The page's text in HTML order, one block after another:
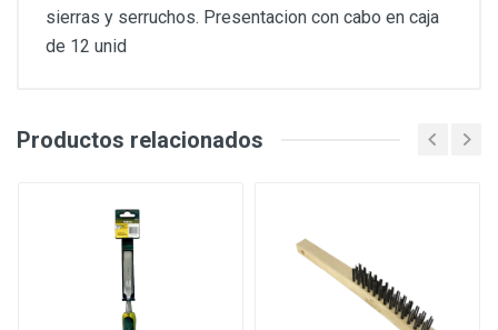
sierras y serruchos. Presentacion con cabo en caja
de 12 unid
Productos relacionados